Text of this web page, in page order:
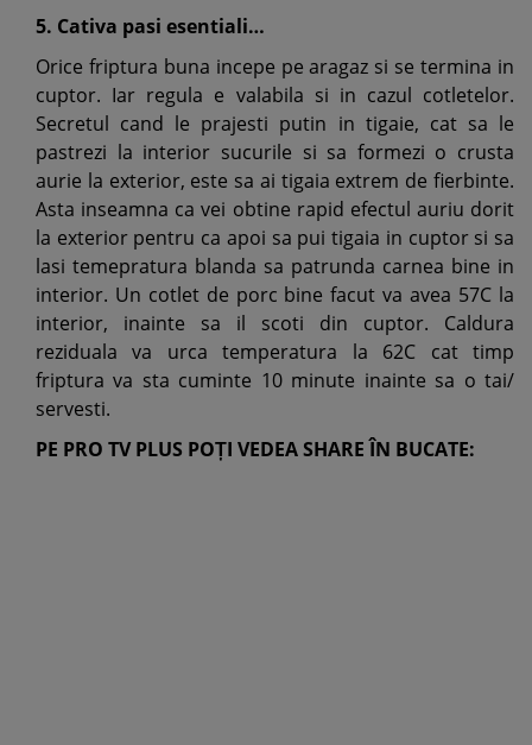
5. Cativa pasi esentiali…
Orice friptura buna incepe pe aragaz si se termina in
cuptor. Iar regula e valabila si in cazul cotletelor.
Secretul cand le prajesti putin in tigaie, cat sa le
pastrezi la interior sucurile si sa formezi o crusta
aurie la exterior, este sa ai tigaia extrem de fierbinte.
Asta inseamna ca vei obtine rapid efectul auriu dorit
la exterior pentru ca apoi sa pui tigaia in cuptor si sa
lasi temepratura blanda sa patrunda carnea bine in
interior. Un cotlet de porc bine facut va avea 57C la
interior, inainte sa il scoti din cuptor. Caldura
reziduala va urca temperatura la 62C cat timp
friptura va sta cuminte 10 minute inainte sa o tai/
servesti.
PE PRO TV PLUS POȚI VEDEA SHARE ÎN BUCATE: